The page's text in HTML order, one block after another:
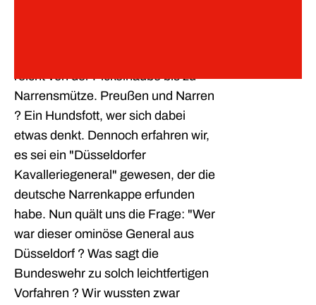
reicht von der Pickelhaube bis zu
Narrensmütze. Preußen und Narren
? Ein Hundsfott, wer sich dabei
etwas denkt. Dennoch erfahren wir,
es sei ein "Düsseldorfer
Kavalleriegeneral" gewesen, der die
deutsche Narrenkappe erfunden
habe. Nun quält uns die Frage: "Wer
war dieser ominöse General aus
Düsseldorf ? Was sagt die
Bundeswehr zu solch leichtfertigen
Vorfahren ? Wir wussten zwar